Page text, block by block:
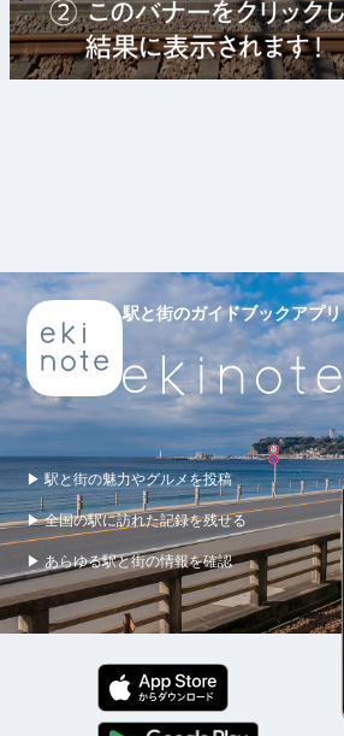
駅と街のガイドブックアプリ
▶ 駅と街の魅力やグルメを投稿
▶ 全国の駅に訪れた記録を残せる
▶ あらゆる駅と街の情報を確認